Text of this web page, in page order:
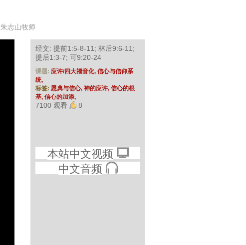
朱志山牧师
经文: 提前1:5-8-11; 林后9:6-11;
提后1:3-7; 可9:20-24
课题: 应许/四大福音化, 信心与信仰系
统,
标签: 恩典与信心, 神的应许, 信心的根
基, 信心的加添,
7100 观看 8
本站中文视频
中文音频